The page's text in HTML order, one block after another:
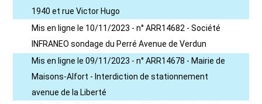
1940 et rue Victor Hugo
Mis en ligne le 10/11/2023 - n° ARR14682 - Société
INFRANEO sondage du Perré Avenue de Verdun
Mis en ligne le 09/11/2023 - n° ARR14678 - Mairie de
Maisons-Alfort - Interdiction de stationnement
avenue de la Liberté